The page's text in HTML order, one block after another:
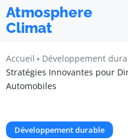
Atmosphere
Climat
Accueil
Développement
Stratégies Innovantes pour
Automobiles
Développement durable